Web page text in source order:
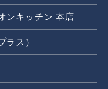
ンキッチン 本店
ラス）